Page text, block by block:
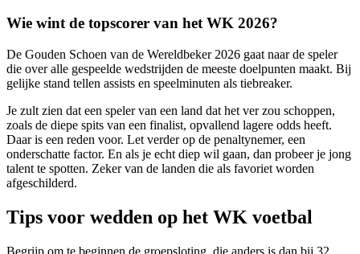
Wie wint de topscorer van het WK 2026?
De Gouden Schoen van de Wereldbeker 2026 gaat naar de speler
die over alle gespeelde wedstrijden de meeste doelpunten maakt. Bij
gelijke stand tellen assists en speelminuten als tiebreaker.
Je zult zien dat een speler van een land dat het ver zou schoppen,
zoals de diepe spits van een finalist, opvallend lagere odds heeft.
Daar is een reden voor. Let verder op de penaltynemer, een
onderschatte factor. En als je echt diep wil gaan, dan probeer je jong
talent te spotten. Zeker van de landen die als favoriet worden
afgeschilderd.
Tips voor wedden op het WK voetbal
Begrijp om te beginnen de groepsloting, die anders is dan bij 32